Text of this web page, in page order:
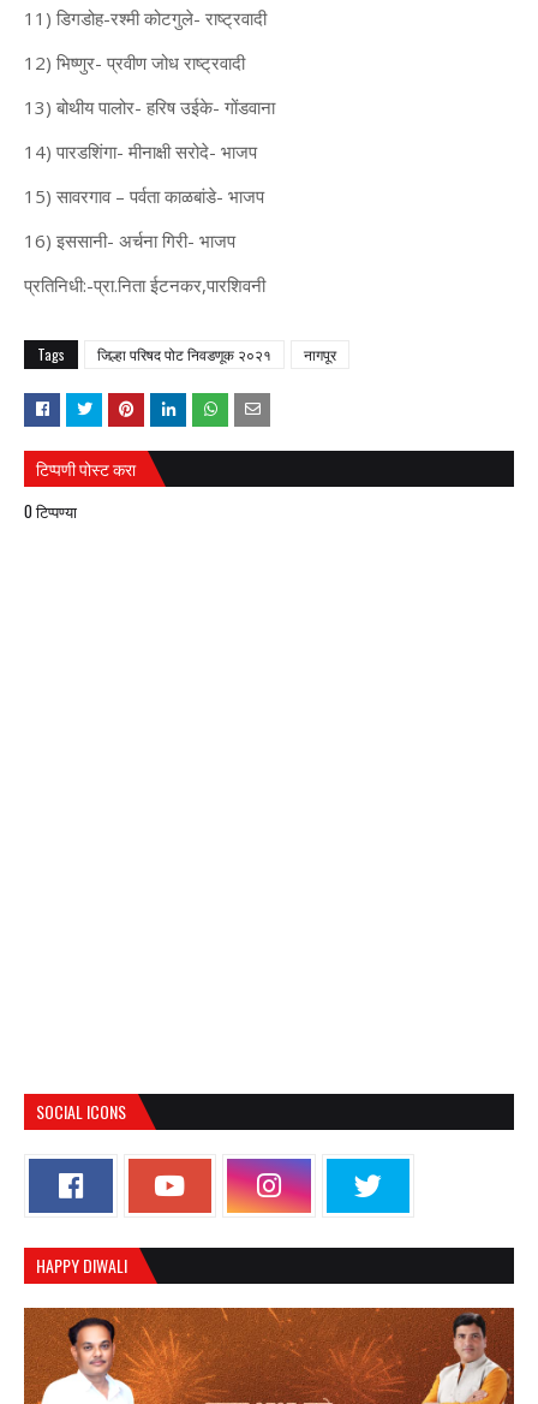
11) डिगडोह-रश्मी कोटगुले- राष्ट्रवादी
12) भिष्णुर- प्रवीण जोध राष्ट्रवादी
13) बोथीय पालोर- हरिष उईके- गोंडवाना
14) पारडशिंगा- मीनाक्षी सरोदे- भाजप
15) सावरगाव – पर्वता काळबांडे- भाजप
16) इससानी- अर्चना गिरी- भाजप
प्रतिनिधी:-प्रा.निता ईटनकर,पारशिवनी
Tags जिल्हा परिषद पोट निवडणूक २०२१ नागपूर
टिप्पणी पोस्ट करा
0 टिप्पण्या
SOCIAL ICONS
HAPPY DIWALI